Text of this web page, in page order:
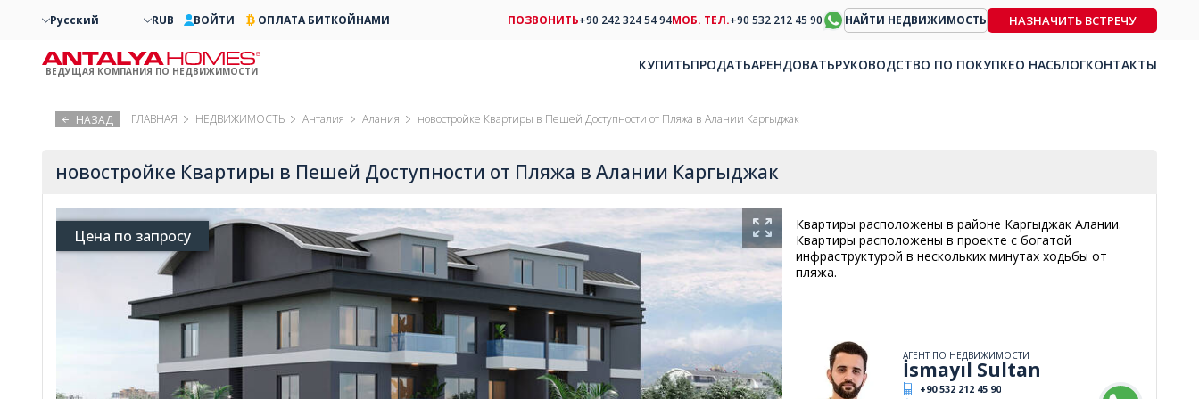
НАЗАД ГЛАВНАЯ НЕДВИЖИМОСТЬ Анталия Алания новостройке Квартиры в Пешей Доступности от Пляжа в Алании Каргыджак
новостройке Квартиры в Пешей Доступности от Пляжа в Алании Каргыджак
Цена по запросу
Квартиры расположены в районе Каргыджак Алании.
Квартиры расположены в проекте с богатой
инфраструктурой в нескольких минутах ходьбы от
пляжа.
АГЕНТ ПО НЕДВИЖИМОСТИ
İsmayıl Sultan
+90 532 212 45 90
Русский RUB ВОЙТИ ОПЛАТА БИТКОЙНАМИ
ВЕДУЩАЯ КОМПАНИЯ ПО НЕДВИЖИМОСТИ
ПОЗВОНИТЬ+90 242 324 54 94МОБ. ТЕЛ.+90 532 212 45 90 НАЙТИ НЕДВИЖИМОСТЬ НАЗНАЧИТЬ ВСТРЕЧУ
КУПИТЬПРОДАТЬАРЕНДОВАТЬРУКОВОДСТВО ПО ПОКУПКЕО НАСБЛОГКОНТАКТЫ